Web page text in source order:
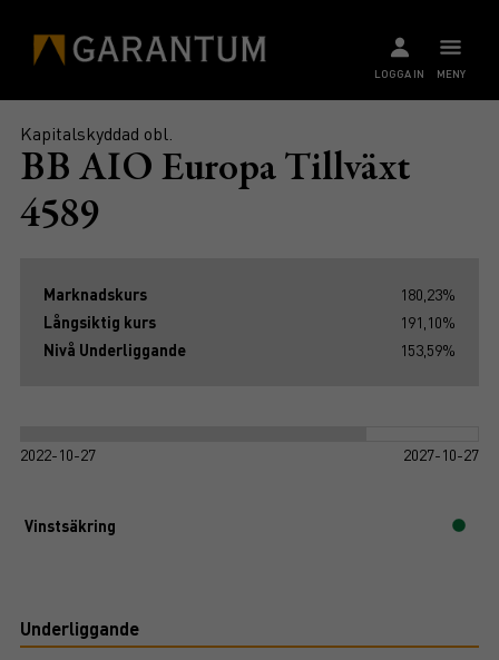
MENY
LOGGA IN
Kapitalskyddad obl.
BB AIO Europa Tillväxt
4589
Marknadskurs
180,23%
Långsiktig kurs
191,10%
Nivå Underliggande
153,59%
2022-10-27 2027-10-27
Vinstsäkring
Underliggande